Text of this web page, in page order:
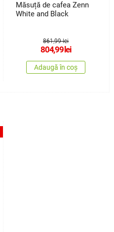
Măsuță de cafea Zenn
White and Black
861,99 lei
804,99lei
Adaugă în coș